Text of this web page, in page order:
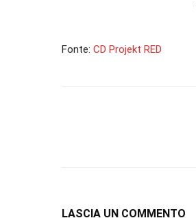
Fonte: CD Projekt RED
LASCIA UN COMMENTO